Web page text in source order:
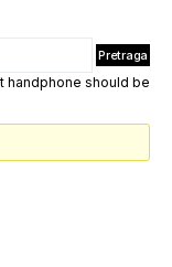
handphone should be